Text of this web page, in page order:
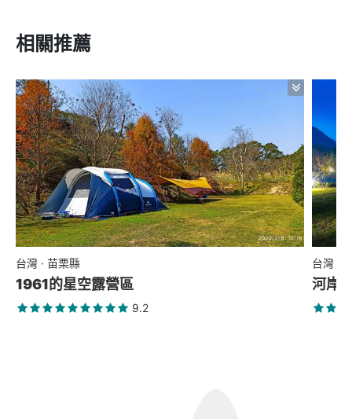
相關推薦
台灣 · 苗栗縣
1961的星空露營區
9.2
台灣 ·
河岸